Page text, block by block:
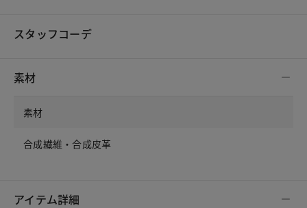
スタッフコーデ
素材
素材
合成繊維・合成皮革
アイテム詳細